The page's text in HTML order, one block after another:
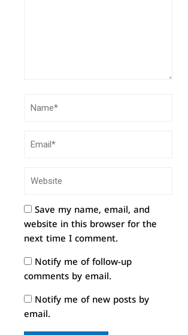
Save my name, email, and
website in this browser for the
next time I comment.
Notify me of follow-up
comments by email.
Notify me of new posts by
email.